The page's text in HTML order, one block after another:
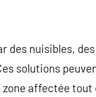
des nuisibles, des
solutions
affectée tout